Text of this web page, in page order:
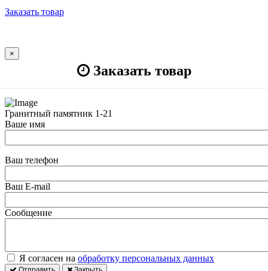
Заказать товар
×
Заказать товар
Гранитный памятник 1-21
Ваше имя
Ваш телефон
Ваш E-mail
Сообщение
Я согласен на обработку персональных данных